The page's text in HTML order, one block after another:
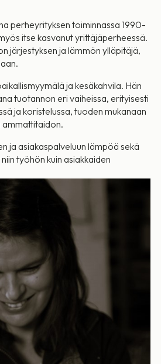
perheyrityksen toiminnassa 1990-
itse kasvanut yrittäjäperheessä.
järjestyksen ja lämmön ylläpitäjä,
ja kesäkahvila. Hän
tuotannon eri vaiheissa, erityisesti
ja koristelussa, tuoden mukanaan
ammattitaidon.
ja asiakaspalveluun lämpöä sekä
työhön kuin asiakkaiden